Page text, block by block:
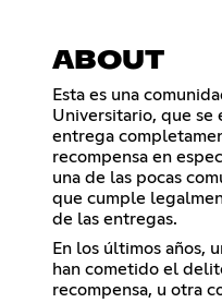
ABOUT
Esta es una
Universitario, que se
entrega
recompensa en
una de las pocas
que cumple
de las entregas.
En los últimos años,
han cometido el
recompensa, u otra